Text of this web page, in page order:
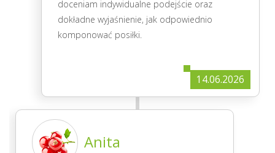
doceniam indywidualne podejście oraz
dokładne wyjaśnienie, jak odpowiednio
komponować posiłki.
14.06.2026
Anita